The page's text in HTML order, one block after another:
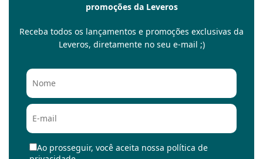
promoções da Leveros
Receba todos os lançamentos e promoções exclusivas da
Leveros, diretamente no seu e-mail ;)
Ao prosseguir, você aceita nossa política de